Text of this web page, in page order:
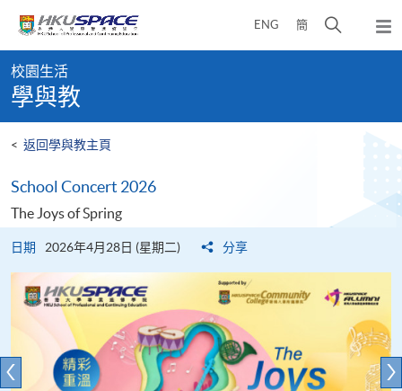
content
ENG 簡
開
彈
出
content
start
校園生活
學與教
< 返回學與教主頁
School Concert 2026
The Joys of Spring
日期 2026年4月28日 (星期二) 分享